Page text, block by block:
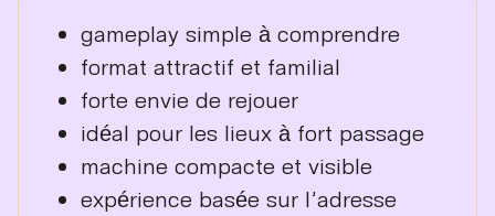
gameplay simple à comprendre
format attractif et familial
forte envie de rejouer
idéal pour les lieux à fort passage
machine compacte et visible
expérience basée sur l’adresse